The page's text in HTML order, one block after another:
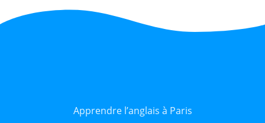
Apprendre l’anglais à Paris